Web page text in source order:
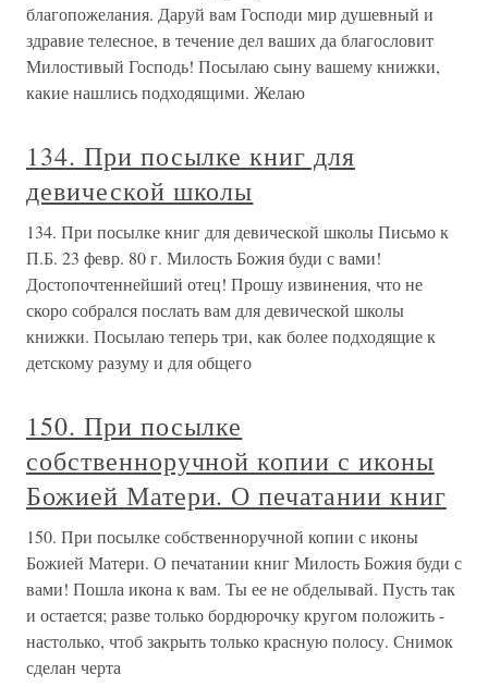
благопожелания. Даруй вам Господи мир душевный и
здравие телесное, в течение дел ваших да благословит
Милостивый Господь! Посылаю сыну вашему книжки,
какие нашлись подходящими. Желаю
134. При посылке книг для
девической школы
134. При посылке книг для девической школы Письмо к
П.Б. 23 февр. 80 г. Милость Божия буди с вами!
Достопочтеннейший отец! Прошу извинения, что не
скоро собрался послать вам для девической школы
книжки. Посылаю теперь три, как более подходящие к
детскому разуму и для общего
150. При посылке
собственноручной копии с иконы
Божией Матери. О печатании книг
150. При посылке собственноручной копии с иконы
Божией Матери. О печатании книг Милость Божия буди с
вами! Пошла икона к вам. Ты ее не обделывай. Пусть так
и остается; разве только бордюрочку кругом положить -
настолько, чтоб закрыть только красную полосу. Снимок
сделан черта